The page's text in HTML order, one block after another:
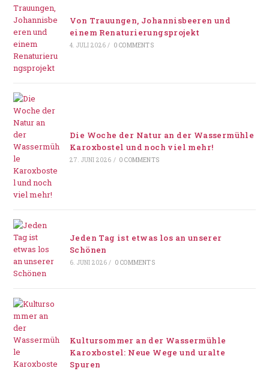
Von Trauungen, Johannisbeeren und
einem Renaturierungsprojekt
4. JULI 2026 / 0 COMMENTS
Die Woche der Natur an der Wassermühle
Karoxbostel und noch viel mehr!
27. JUNI 2026 / 0 COMMENTS
Jeden Tag ist etwas los an unserer
Schönen
6. JUNI 2026 / 0 COMMENTS
Kultursommer an der Wassermühle
Karoxbostel: Neue Wege und uralte
Spuren